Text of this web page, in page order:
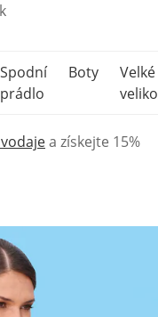
Spodní
prádlo
Boty
Velké
a získejte 15%